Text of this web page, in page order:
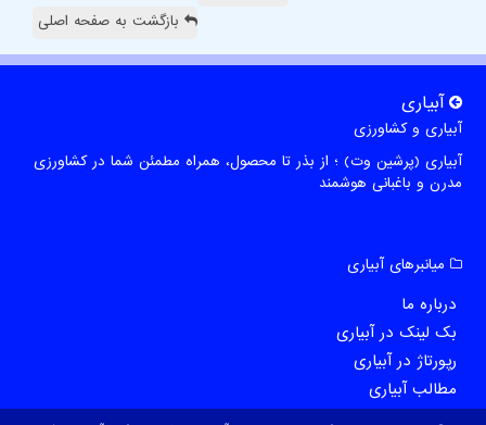
بازگشت به صفحه اصلی
آبیاری
آبیاری و کشاورزی
آبیاری (پرشین وت) ؛ از بذر تا محصول، همراه مطمئن شما در کشاورزی
مدرن و باغبانی هوشمند
میانبرهای آبیاری
درباره ما
بک لینک در آبیاری
رپورتاژ در آبیاری
مطالب آبیاری